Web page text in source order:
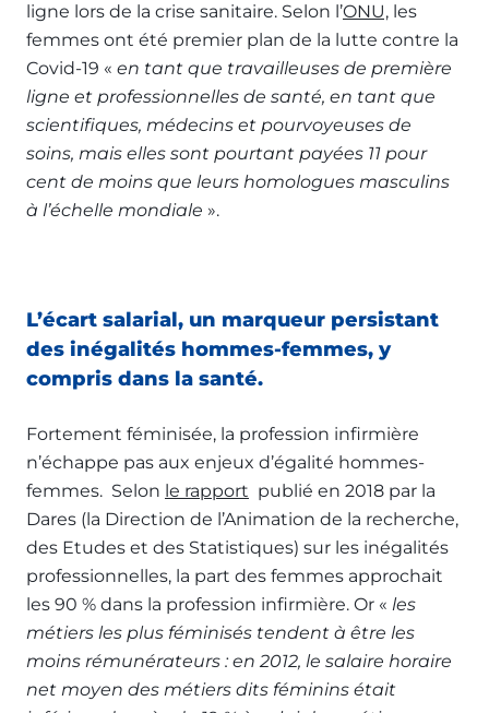
ligne lors de la crise sanitaire. Selon l’ONU, les
femmes ont été premier plan de la lutte contre la
Covid-19 « en tant que travailleuses de première
ligne et professionnelles de santé, en tant que
scientifiques, médecins et pourvoyeuses de
soins, mais elles sont pourtant payées 11 pour
cent de moins que leurs homologues masculins
à l’échelle mondiale ».
L’écart salarial, un marqueur persistant
des inégalités hommes-femmes, y
compris dans la santé.
Fortement féminisée, la profession infirmière
n’échappe pas aux enjeux d’égalité hommes-
femmes. Selon le rapport publié en 2018 par la
Dares (la Direction de l’Animation de la recherche,
des Etudes et des Statistiques) sur les inégalités
professionnelles, la part des femmes approchait
les 90 % dans la profession infirmière. Or « les
métiers les plus féminisés tendent à être les
moins rémunérateurs : en 2012, le salaire horaire
net moyen des métiers dits féminins était